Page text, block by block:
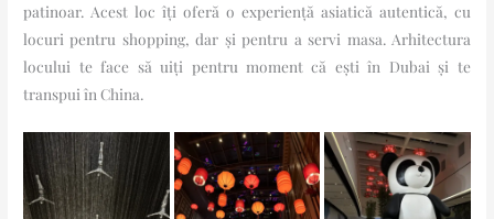
patinoar. Acest loc îți oferă o experiență asiatică autentică, cu
locuri pentru shopping, dar și pentru a servi masa. Arhitectura
locului te face să uiți pentru moment că ești în Dubai și te
transpui în China.